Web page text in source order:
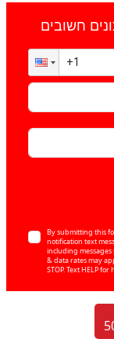
חשובים
By submitting this
notification text
including messages
& data rates may
STOP. Text HELP for